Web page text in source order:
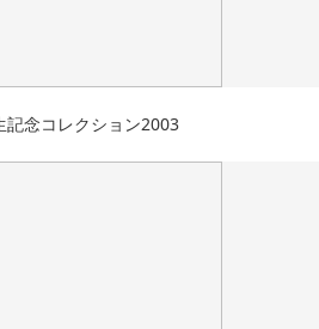
記念コレクション2003